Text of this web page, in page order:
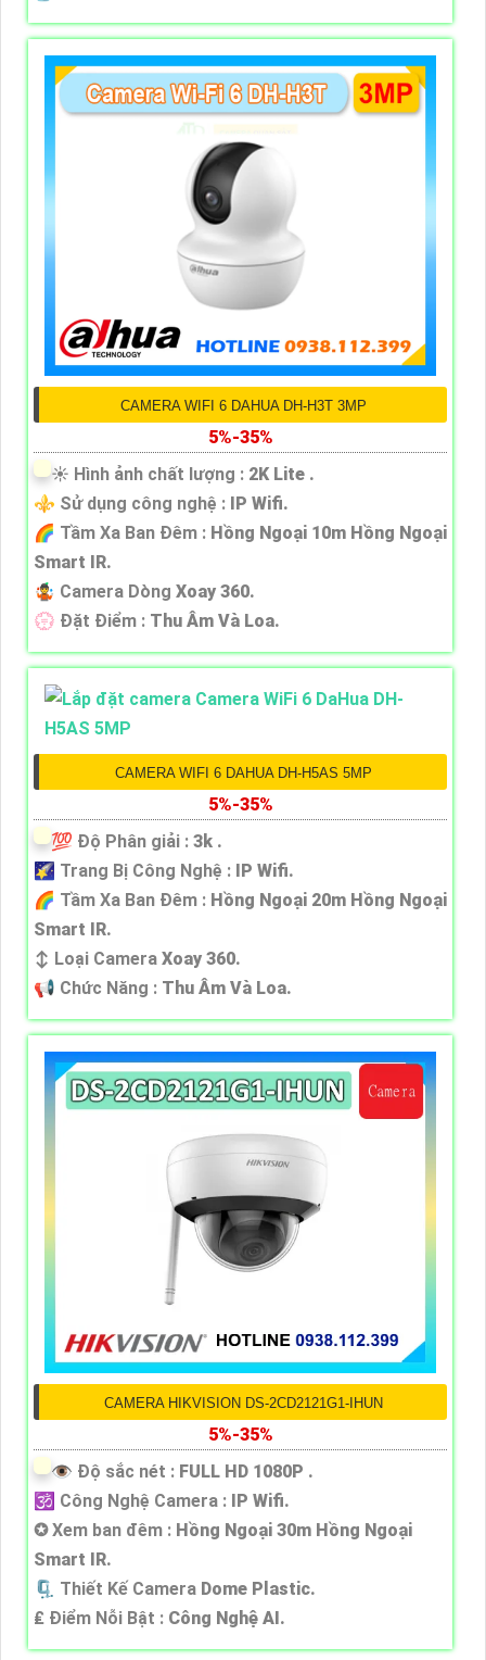
CAMERA WIFI 6 DAHUA DH-H3T 3MP
5%-35%
☀️ Hình ảnh chất lượng : 2K Lite .
⚜️ Sử dụng công nghệ :
IP Wifi.
🌈 Tầm Xa Ban Đêm : Hồng Ngoại 10m Hồng Ngoại
Smart IR.
🤹 Camera Dòng Xoay 360.
️💮 Đặt Điểm : Thu Âm Và Loa.
CAMERA WIFI 6 DAHUA DH-H5AS 5MP
5%-35%
💯 Độ Phân giải : 3k .
🌠 Trang Bị Công Nghệ :
IP Wifi.
🌈 Tầm Xa Ban Đêm : Hồng Ngoại 20m Hồng Ngoại
Smart IR.
↕️ Loại Camera Xoay 360.
️📢 Chức Năng : Thu Âm Và Loa.
CAMERA HIKVISION DS-2CD2121G1-IHUN
5%-35%
👁 Độ sắc nét : FULL HD 1080P .
🕉️ Công Nghệ Camera : IP Wifi.
✪ Xem ban đêm : Hồng Ngoại 30m Hồng Ngoại
Smart IR.
🗜️ Thiết Kế Camera Dome Plastic.
️₤ Điểm Nỗi Bật : Công Nghệ AI.